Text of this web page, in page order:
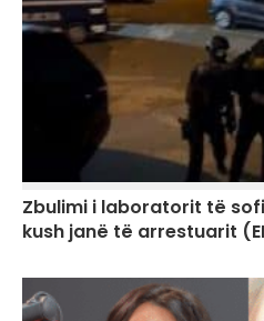
Zbulimi i laboratorit të
kush janë të arrestuarit